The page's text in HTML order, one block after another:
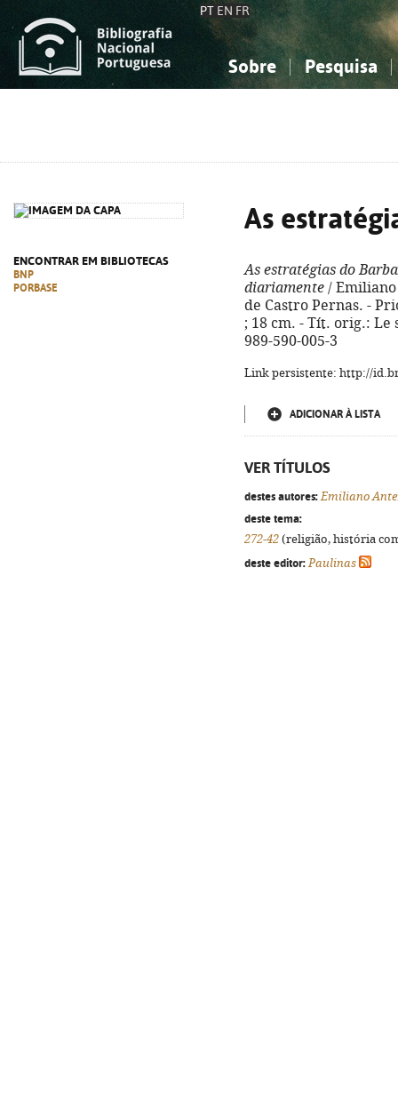
PT EN FR
Sobre Pesquisa
ENCONTRAR EM BIBLIOTECAS
BNP
PORBASE
As
As estratégias do
diariamente /
de Castro Pernas. -
; 18 cm. - Tít. orig.: Le
989-590-005-3
Link persistente: http://
ADICIONAR À LISTA
VER TÍTULOS
destes autores: Emiliano
deste tema:
272-42 (religião, história
deste editor: Paulinas